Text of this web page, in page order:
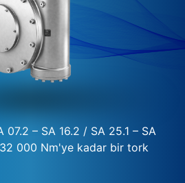
– SA 16.2 / SA 25.1 – SA
000 Nm'ye kadar bir tork